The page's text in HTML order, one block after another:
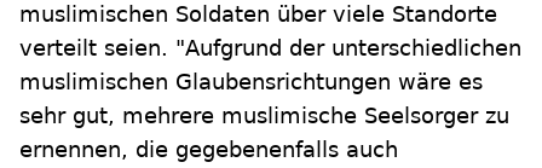
muslimischen Soldaten über viele Standorte
verteilt seien. "Aufgrund der unterschiedlichen
muslimischen Glaubensrichtungen wäre es
sehr gut, mehrere muslimische Seelsorger zu
ernennen, die gegebenenfalls auch